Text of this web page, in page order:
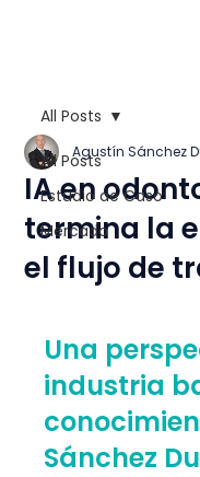
All Posts
Estudio de Caso
Mercado
All Posts
IA en
termina la
el flujo de
Agustín Sánchez
Una
industria
Sánchez